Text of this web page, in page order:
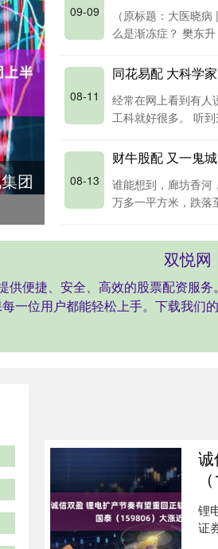
团
09-09
（原标题：大医晓
么是渐冻症？ 樊东
08-11
同花易配 大科学
经常在网上看到有人
工科就好很多。 听
08-13
财牛股配 又一鬼
谁能想到，廊坊香河
万多一平方米，跌落
双悦网
便捷、安全、高效的股票配资服
一位用户都能轻松上手。下载我
锂
证